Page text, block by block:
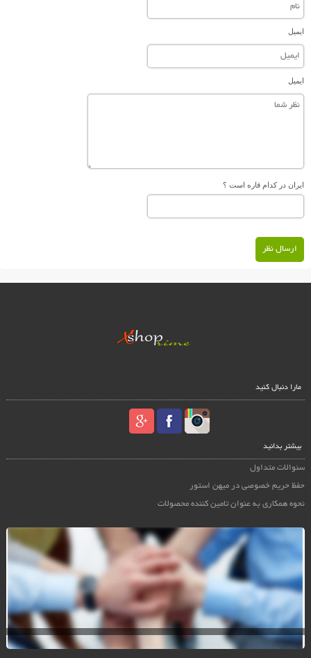
ایمیل
ایمیل
ایران در کدام قاره است ؟
ارسال نظر
مارا دنبال کنید
بیشتر بدانید
سئوالات متداول
حفظ حریم خصوصی در میهن استور
نحوه همکاری به عنوان تامین کننده محصولات